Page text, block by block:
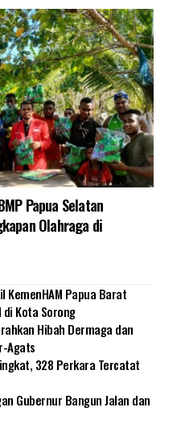
Papua Selatan
Olahraga di
KemenHAM Papua Barat
Kota Sorong
Hibah Dermaga dan
Agats
328 Perkara Tercatat
Gubernur Bangun Jalan dan